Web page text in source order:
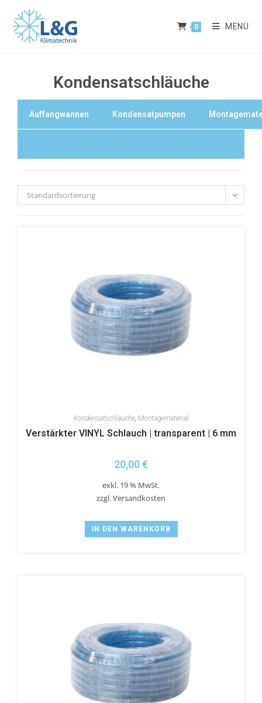
0 MENÜ
Kondensatschläuche
Auffangwannen Kondensatpumpen
Standardsortierung
Kondensatschläuche, Montagematerial
Verstärkter VINYL Schlauch | transparent | 6 mm
20,00€
exkl. 19 % MwSt.
zzgl.Versandkosten
IN DEN WARENKORB